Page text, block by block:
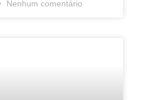
Nenhum comentário